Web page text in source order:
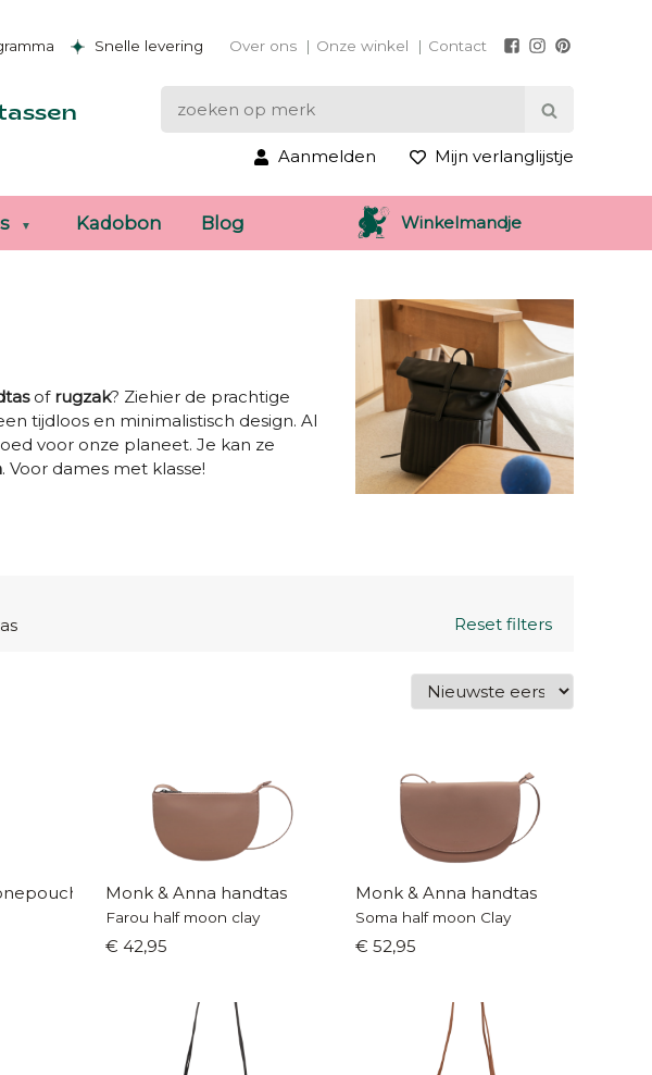
Snelle levering Over ons Onze winkel Contact
Aanmelden Mijn verlanglijstje
Kadobon Blog Winkelmandje
of rugzak? Ziehier de prachtige
tijdloos en minimalistisch design. Al
voor onze planeet. Je kan ze
. Voor dames met klasse!
Reset filters
Monk & Anna handtas
Farou half moon clay
€ 42,95
Monk & Anna handtas
Soma half moon Clay
€ 52,95